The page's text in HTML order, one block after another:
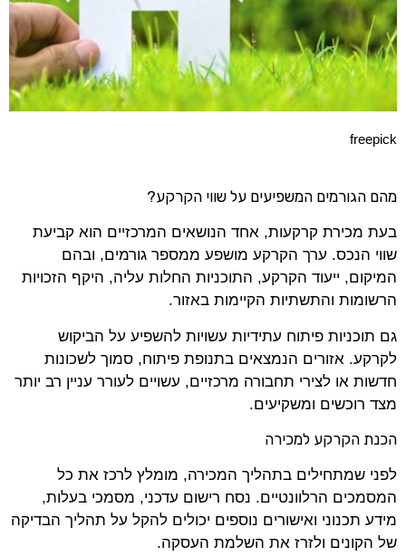
freepick
מהם הגורמים המשפיעים על שווי הקרקע?
בעת מכירת קרקעות, אחד הנושאים המרכזיים הוא קביעת
שווי הנכס. ערך הקרקע מושפע ממספר גורמים, ובהם
המיקום, ייעוד הקרקע, התוכניות החלות עליה, היקף הזכויות
הרשומות והתשתיות הקיימות באזור.
גם תוכניות פיתוח עתידיות עשויות להשפיע על הביקוש
לקרקע. אזורים הנמצאים בתנופת פיתוח, סמוך לשכונות
חדשות או לצירי תחבורה מרכזיים, עשויים לעורר עניין רב יותר
מצד רוכשים ומשקיעים.
הכנת הקרקע למכירה
לפני שמתחילים בתהליך המכירה, מומלץ לרכז את כל
המסמכים הרלוונטיים. נסח רישום עדכני, מסמכי בעלות,
מידע תכנוני ואישורים נוספים יכולים להקל על תהליך הבדיקה
של הקונים ולזרז את השלמת העסקה.